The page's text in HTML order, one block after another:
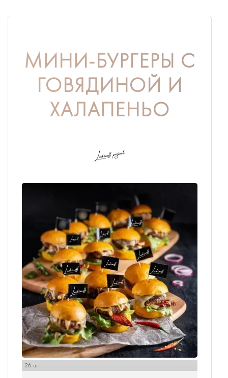
МИНИ-БУРГЕРЫ С
ГОВЯДИНОЙ И
ХАЛАПЕНЬО
26 шт.